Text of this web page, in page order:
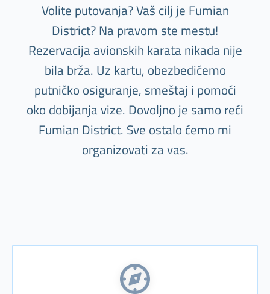
Volite putovanja? Vaš cilj je Fumian
District? Na pravom ste mestu!
Rezervacija avionskih karata nikada nije
bila brža. Uz kartu, obezbedićemo
putničko osiguranje, smeštaj i pomoći
oko dobijanja vize. Dovoljno je samo reći
Fumian District. Sve ostalo ćemo mi
organizovati za vas.